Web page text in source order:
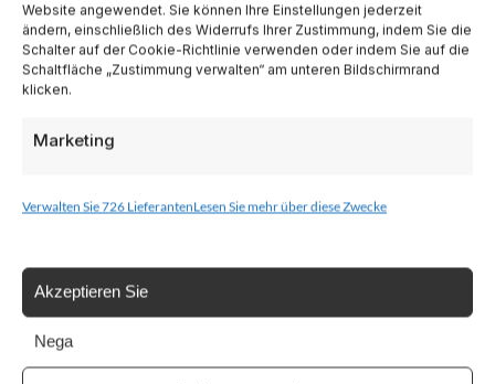
Website angewendet. Sie können Ihre Einstellungen jederzeit
ändern, einschließlich des Widerrufs Ihrer Zustimmung, indem Sie die
Schalter auf der Cookie-Richtlinie verwenden oder indem Sie auf die
Schaltfläche „Zustimmung verwalten“ am unteren Bildschirmrand
klicken.
Marketing
Verwalten Sie 726 LieferantenLesen Sie mehr über diese Zwecke
Akzeptieren Sie
Nega
Toskana
Liguria
Sardinien